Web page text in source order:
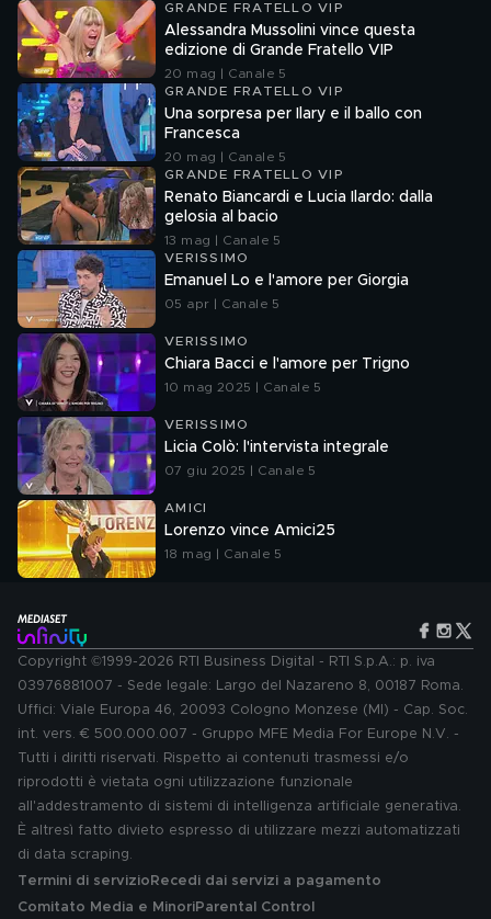
GRANDE FRATELLO VIP
Alessandra Mussolini vince questa
edizione di Grande Fratello VIP
20 mag | Canale 5
GRANDE FRATELLO VIP
Una sorpresa per Ilary e il ballo con
Francesca
20 mag | Canale 5
GRANDE FRATELLO VIP
Renato Biancardi e Lucia Ilardo: dalla
gelosia al bacio
13 mag | Canale 5
VERISSIMO
Emanuel Lo e l'amore per Giorgia
05 apr | Canale 5
VERISSIMO
Chiara Bacci e l'amore per Trigno
10 mag 2025 | Canale 5
VERISSIMO
Licia Colò: l'intervista integrale
07 giu 2025 | Canale 5
AMICI
Lorenzo vince Amici25
18 mag | Canale 5
Copyright ©1999-2026 RTI Business Digital - RTI S.p.A.: p. iva
03976881007 - Sede legale: Largo del Nazareno 8, 00187 Roma.
Uffici: Viale Europa 46, 20093 Cologno Monzese (MI) - Cap. Soc.
int. vers. € 500.000.007 - Gruppo MFE Media For Europe N.V. -
Tutti i diritti riservati. Rispetto ai contenuti trasmessi e/o
riprodotti è vietata ogni utilizzazione funzionale
all'addestramento di sistemi di intelligenza artificiale generativa.
È altresì fatto divieto espresso di utilizzare mezzi automatizzati
di data scraping.
Termini di servizio Recedi dai servizi a pagamento
Comitato Media e MinoriParental Control